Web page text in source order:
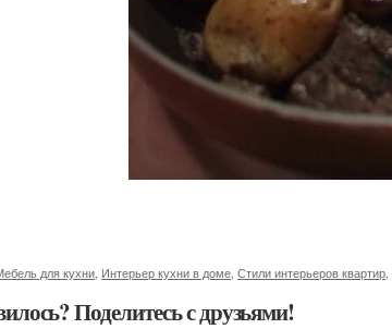
для кухни Интерьер кухни в доме Стили интерьеров квартир
Поделитесь с друзьями!